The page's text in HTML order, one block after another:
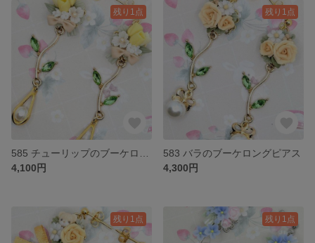
残り1点
4,100円
残り1点
583 バラのブーケロングピアス
4,300円
残り1点 残り1点